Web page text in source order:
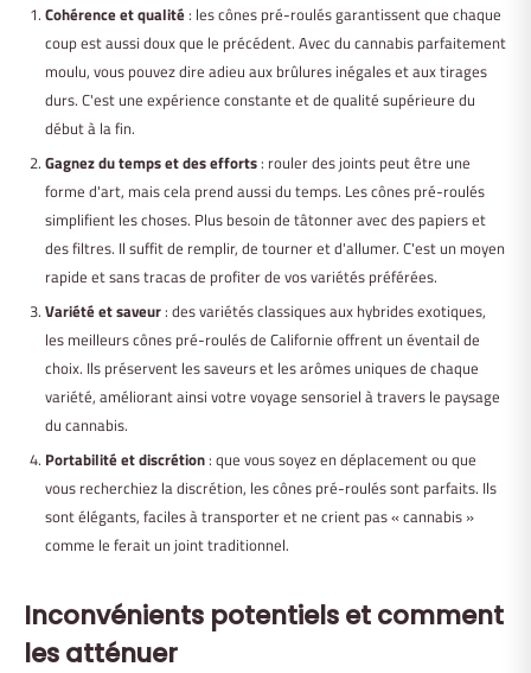
Cohérence et qualité: les cônes pré-roulés garantissent que chaque
coup est aussi doux que le précédent. Avec du cannabis parfaitement
moulu, vous pouvez dire adieu aux brûlures inégales et aux tirages
durs. C'est une expérience constante et de qualité supérieure du
début à la fin.
Gagnez du temps et des efforts: rouler des joints peut être une
forme d'art, mais cela prend aussi du temps. Les cônes pré-roulés
simplifient les choses. Plus besoin de tâtonner avec des papiers et
des filtres. Il suffit de remplir, de tourner et d'allumer. C'est un moyen
rapide et sans tracas de profiter de vos variétés préférées.
Variété et saveur: des variétés classiques aux hybrides exotiques,
les meilleurs cônes pré-roulés de Californie offrent un éventail de
choix. Ils préservent les saveurs et les arômes uniques de chaque
variété, améliorant ainsi votre voyage sensoriel à travers le paysage
du cannabis.
Portabilité et discrétion: que vous soyez en déplacement ou que
vous recherchiez la discrétion, les cônes pré-roulés sont parfaits. Ils
sont élégants, faciles à transporter et ne crient pas « cannabis »
comme le ferait un joint traditionnel.
Inconvénients potentiels et comment
les atténuer